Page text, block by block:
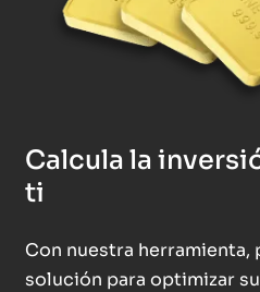
Calcula la
ti
Con nuestra
solución para optimizar